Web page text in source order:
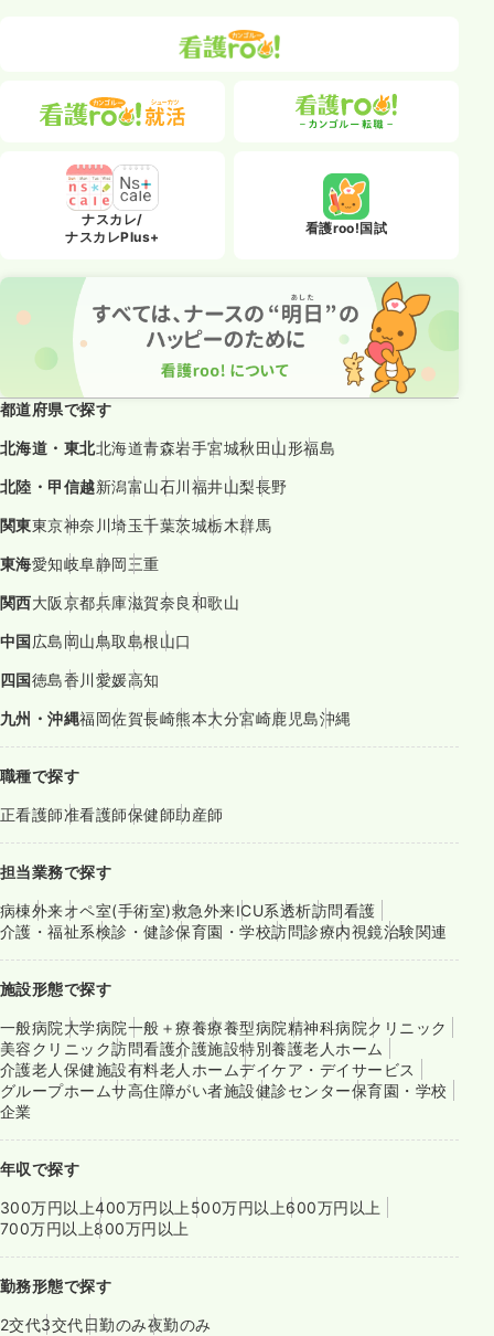
ナスカレ/
ナスカレPlus+
看護roo!国試
都道府県で探す
北海道・東北北海道青森岩手宮城秋田山形福島
北陸・甲信越新潟富山石川福井山梨長野
関東東京神奈川埼玉千葉茨城栃木群馬
東海愛知岐阜静岡三重
関西大阪京都兵庫滋賀奈良和歌山
中国広島岡山鳥取島根山口
四国徳島香川愛媛高知
九州・沖縄福岡佐賀長崎熊本大分宮崎鹿児島沖縄
職種で探す
正看護師准看護師保健師助産師
担当業務で探す
病棟外来オペ室(手術室)救急外来ICU系透析訪問看護
介護・福祉系検診・健診保育園・学校訪問診療内視鏡治験関連
施設形態で探す
一般病院大学病院一般＋療養療養型病院精神科病院クリニック
美容クリニック訪問看護介護施設特別養護老人ホーム
介護老人保健施設有料老人ホームデイケア・デイサービス
グループホームサ高住障がい者施設健診センター保育園・学校
企業
年収で探す
300万円以上400万円以上 500万円以上600万円以上
700万円以上800万円以上
勤務形態で探す
2交代3交代日勤のみ夜勤のみ